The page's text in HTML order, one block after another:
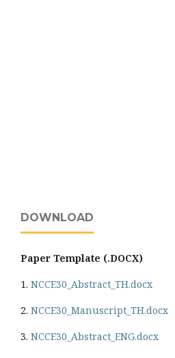
DOWNLOAD
Paper Template (.DOCX)
1. NCCE30_Abstract_TH.docx
2. NCCE30_Manuscript_TH.docx
3. NCCE30_Abstract_ENG.docx